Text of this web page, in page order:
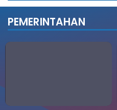
PEMERINTAHAN